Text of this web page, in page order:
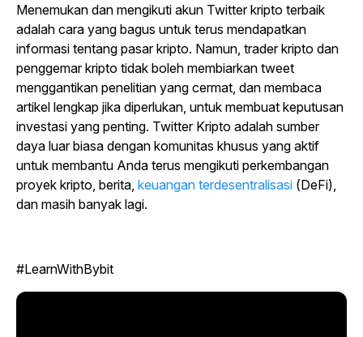
Menemukan dan mengikuti akun Twitter kripto terbaik
adalah cara yang bagus untuk terus mendapatkan
informasi tentang pasar kripto. Namun, trader kripto dan
penggemar kripto tidak boleh membiarkan tweet
menggantikan penelitian yang cermat, dan membaca
artikel lengkap jika diperlukan, untuk membuat keputusan
investasi yang penting. Twitter Kripto adalah sumber
daya luar biasa dengan komunitas khusus yang aktif
untuk membantu Anda terus mengikuti perkembangan
proyek kripto, berita, keuangan terdesentralisasi (DeFi),
dan masih banyak lagi.
#LearnWithBybit